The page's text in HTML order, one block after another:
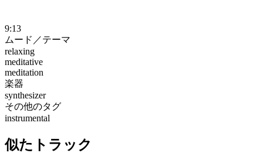
9:13
ムード／テーマ
relaxing
meditative
meditation
楽器
synthesizer
その他のタグ
instrumental
似たトラック